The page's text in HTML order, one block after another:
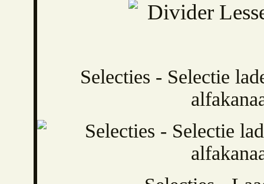
Selecties - Selectie